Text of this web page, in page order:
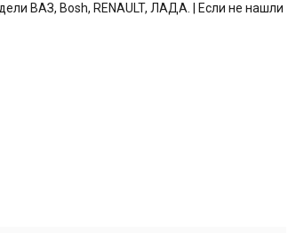
ВАЗ, Bosh, RENAULT, ЛАДА. | Если не нашли